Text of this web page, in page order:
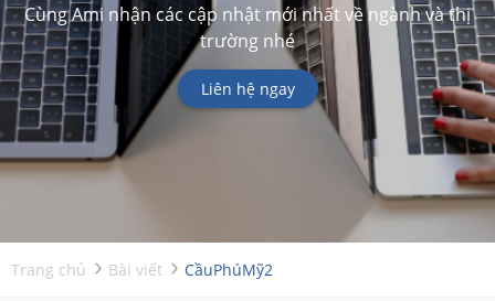
Cùng Ami nhận các cập nhật mới nhất về ngành và thị
trường nhé
Liên hệ ngay
Trang chủ Bài viết CầuPhúMỹ2